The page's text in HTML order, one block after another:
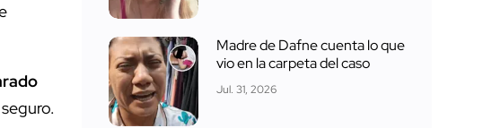
Madre de Dafne cuenta lo que
vio en la carpeta del caso
Jul. 31, 2026